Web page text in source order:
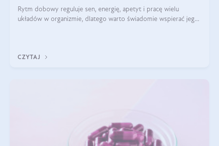
Rytm dobowy reguluje sen, energię, apetyt i pracę wielu
układów w organizmie, dlatego warto świadomie wspierać jego
CZYTAJ